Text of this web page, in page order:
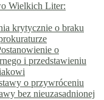
Wielkich Liter:
krytycznie o braku
o
i przedstawieniu
o przywróceniu
bez nieuzasadnionej